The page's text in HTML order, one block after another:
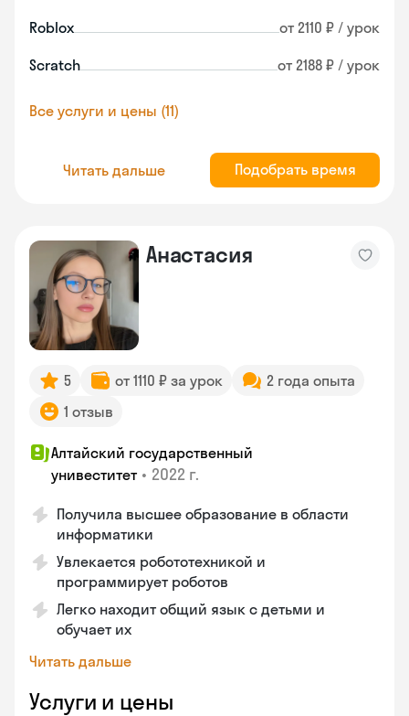
Roblox от 2110 ₽ / урок
Scratch от 2188 ₽ / урок
Все услуги и цены (11)
Читать дальше Подобрать время
Анастасия
5 от 1110 ₽ за урок
2 года опыта
1 отзыв
Алтайский государственный
унивеститет • 2022 г.
Получила высшее образование в области
информатики
Увлекается робототехникой и
программирует роботов
Легко находит общий язык с детьми и
обучает их
Читать дальше
Услуги и цены